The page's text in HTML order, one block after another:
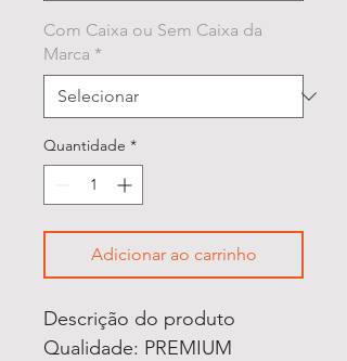
Com Caixa ou Sem Caixa da
Marca *
Quantidade *
Adicionar ao carrinho
Descrição do produto
Qualidade: PREMIUM